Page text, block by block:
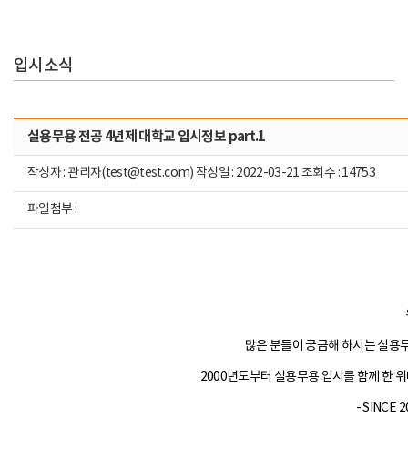
입시소식
실용무용 전공 4년제 대학교 입시정보 part.1
작성자 : 관리자(test@test.com) 작성일 : 2022-03-21 조회수 : 14753
파일첨부 :
많은 분들이 궁금해 하시는 실용
2000년도부터 실용무용 입시를 함께 한
- SINCE